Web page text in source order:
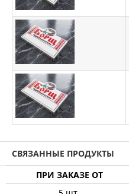
СВЯЗАННЫЕ ПРОДУКТЫ
ПРИ ЗАКАЗЕ ОТ